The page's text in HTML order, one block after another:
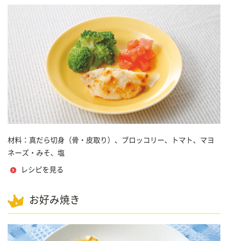
材料：真だら切身（骨・皮取り）、ブロッコリー、トマト、マヨ
ネーズ・みそ、塩
レシピを見る
お好み焼き